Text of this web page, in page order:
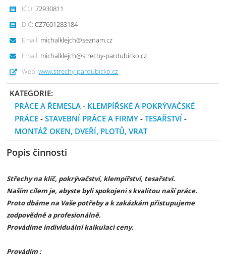
IČO: 72930811
DIČ: CZ7601283184
Email: michalklejch@seznam.cz
Email: michalklejch@strechy-pardubicko.cz
Web: www.strechy-pardubicko.cz
KATEGORIE:
PRÁCE A ŘEMESLA - KLEMPÍŘSKÉ A POKRÝVAČSKÉ
PRÁCE -STAVEBNÍ PRÁCE A FIRMY -TESAŘSTVÍ -
MONTÁŽ OKEN, DVEŘÍ, PLOTŮ, VRAT
Popis činnosti
Střechy na klíč, pokrývačství, klempířství, tesařství.
Naším cílem je, abyste byli spokojeni s kvalitou naší práce.
Proto dbáme na Vaše potřeby a k zakázkám přistupujeme
zodpovědně a profesionálně.
Provádíme individuální kalkulaci ceny.
Provádím :